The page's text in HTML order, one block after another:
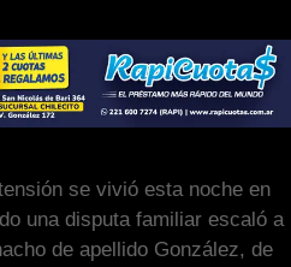
se vivió esta noche en
una disputa familiar escaló a
de apellido González, de